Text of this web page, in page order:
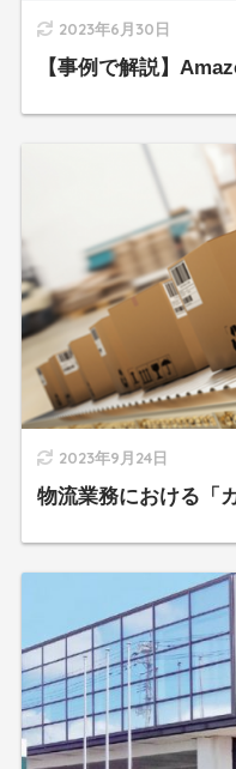
2023年6月30日
【事例で解説】
2023年9月24日
物流業務における「